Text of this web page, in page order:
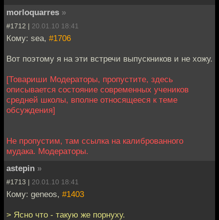
morloquarres »
#1712 | 20.01.10 18:41
Кому: sea, #1706
Вот поэтому я на эти встречи выпускников и не хожу.
[Товариши Модераторы, пропустите, здесь
описывается состояние современных учеников
средней школы, вполне относящееся к теме
обсуждения]
Не пропустим, там ссылка на калиброванного
мудака. Модераторы.
astepin »
#1713 | 20.01.10 18:41
Кому: geneos, #1403
> Ясно что - такую же порнуху.